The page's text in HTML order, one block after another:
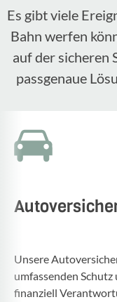
Es gibt viele
Bahn werfen
auf der sicheren
passgenaue
Unsere
umfas­senden
finan­ziell